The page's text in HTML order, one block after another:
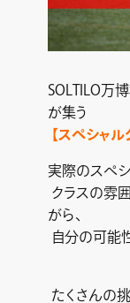
SOLTILO万
が集う
【スペシャル
実際のスペシ
クラスの雰
がら、
自分の可能
たくさんの挑